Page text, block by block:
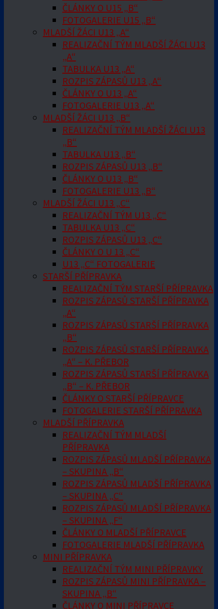
ČLÁNKY O U15 „B“
FOTOGALERIE U15 „B“
MLADŠÍ ŽÁCI U13 „A“
REALIZAČNÍ TÝM MLADŠÍ ŽÁCI U13
„A“
TABULKA U13 „A“
ROZPIS ZÁPASŮ U13 „A“
ČLÁNKY O U13 „A“
FOTOGALERIE U13 „A“
MLADŠÍ ŽÁCI U13 „B“
REALIZAČNÍ TÝM MLADŠÍ ŽÁCI U13
„B“
TABULKA U13 „B“
ROZPIS ZÁPASŮ U13 „B“
ČLÁNKY O U13 „B“
FOTOGALERIE U13 „B“
MLADŠÍ ŽÁCI U13 „C“
REALIZAČNÍ TÝM U13 „C“
TABULKA U13 „C“
ROZPIS ZÁPASŮ U13 „C“
ČLÁNKY O U 13 „C“
U13 „C“ FOTOGALERIE
STARŠÍ PŘÍPRAVKA
REALIZAČNÍ TÝM STARŠÍ PŘÍPRAVKA
ROZPIS ZÁPASŮ STARŠÍ PŘÍPRAVKA
„A“
ROZPIS ZÁPASŮ STARŠÍ PŘÍPRAVKA
„B“
ROZPIS ZÁPASŮ STARŠÍ PŘÍPRAVKA
„A“ – K. PŘEBOR
ROZPIS ZÁPASŮ STARŠÍ PŘÍPRAVKA
„B“ – K. PŘEBOR
ČLÁNKY O STARŠÍ PŘÍPRAVCE
FOTOGALERIE STARŠÍ PŘÍPRAVKA
MLADŠÍ PŘÍPRAVKA
REALIZAČNÍ TÝM MLADŠÍ
PŘÍPRAVKA
ROZPIS ZÁPASŮ MLADŠÍ PŘÍPRAVKA
– SKUPINA „B“
ROZPIS ZÁPASŮ MLADŠÍ PŘÍPRAVKA
– SKUPINA „C“
ROZPIS ZÁPASŮ MLADŠÍ PŘÍPRAVKA
– SKUPINA „F“
ČLÁNKY O MLADŠÍ PŘÍPRAVCE
FOTOGALERIE MLADŠÍ PŘÍPRAVKA
MINI PŘÍPRAVKA
REALIZAČNÍ TÝM MINI PŘÍPRAVKY
ROZPIS ZÁPASŮ MINI PŘÍPRAVKA –
SKUPINA „B“
ČLÁNKY O MINI PŘÍPRAVCE